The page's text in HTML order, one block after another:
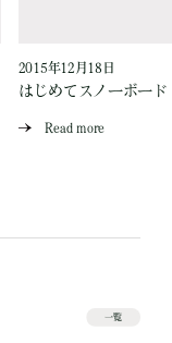
2015年12月18日
はじめてスノーボード
Read more
一覧